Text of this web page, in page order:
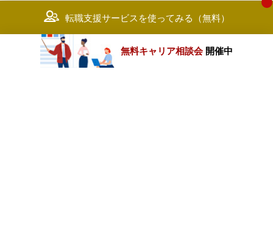
転職支援サービスを使ってみる（無料）
無料キャリア相談会 開催中